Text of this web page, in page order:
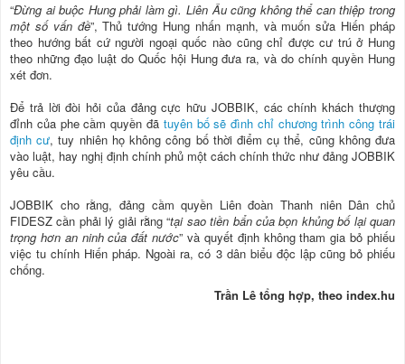
“Đừng ai buộc Hung phải làm gì. Liên Âu cũng không thể can thiệp trong
một số vấn đề”, Thủ tướng Hung nhấn mạnh, và muốn sửa Hiến pháp
theo hướng bất cứ người ngoại quốc nào cũng chỉ được cư trú ở Hung
theo những đạo luật do Quốc hội Hung đưa ra, và do chính quyền Hung
xét đơn.
Để trả lời đòi hỏi của đảng cực hữu JOBBIK, các chính khách thượng
đỉnh của phe cầm quyền đã tuyên bố sẽ đình chỉ chương trình công trái
định cư, tuy nhiên họ không công bố thời điểm cụ thể, cũng không đưa
vào luật, hay nghị định chính phủ một cách chính thức như đảng JOBBIK
yêu cầu.
JOBBIK cho rằng, đảng cầm quyền Liên đoàn Thanh niên Dân chủ
FIDESZ cần phải lý giải rằng “tại sao tiền bẩn của bọn khủng bố lại quan
trọng hơn an ninh của đất nước” và quyết định không tham gia bỏ phiếu
việc tu chính Hiến pháp. Ngoài ra, có 3 dân biểu độc lập cũng bỏ phiếu
chống.
Trần Lê tổng hợp, theo index.hu